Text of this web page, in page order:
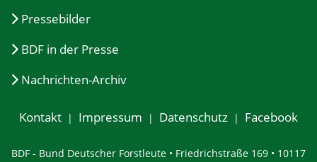
Pressebilder
BDF in der Presse
Nachrichten-Archiv
Kontakt Impressum Datenschutz Facebook
BDF - Bund Deutscher Forstleute • Friedrichstraße 169 • 10117